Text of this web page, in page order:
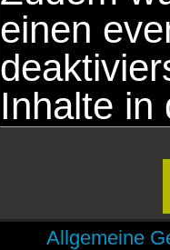
einen
Inhalte in
Allgemeine